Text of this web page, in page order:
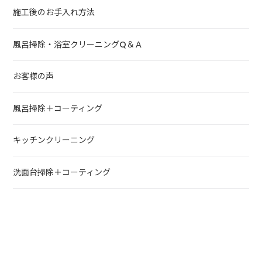
施工後のお手入れ方法
風呂掃除・浴室クリーニングQ＆Ａ
お客様の声
風呂掃除＋コーティング
キッチンクリーニング
洗面台掃除＋コーティング